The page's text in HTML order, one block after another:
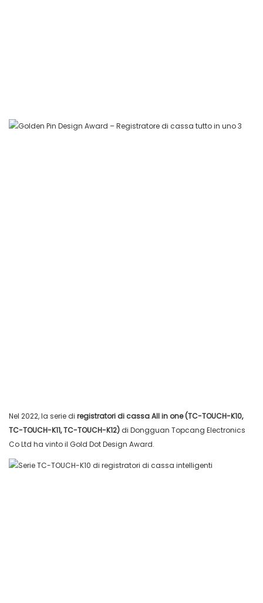
Nel 2022, la serie di registratori di cassa All in one (TC-TOUCH-K10,
TC-TOUCH-K11, TC-TOUCH-K12)di Dongguan Topcang Electronics
Co Ltd ha vinto il Gold Dot Design Award.